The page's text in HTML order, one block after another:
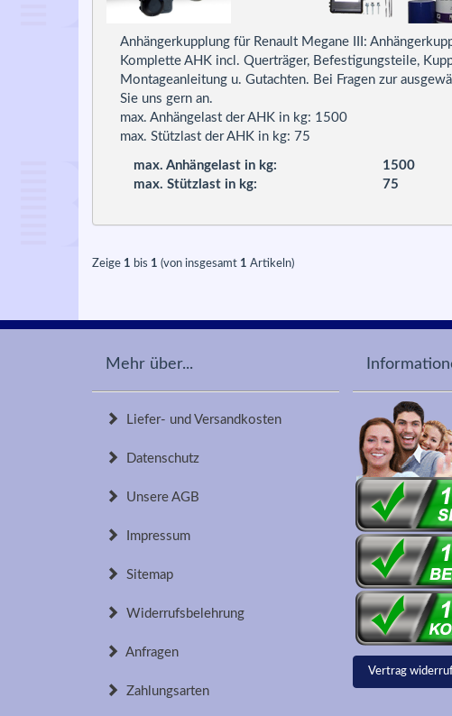
Anhängerkupplung für Renault Megane III:
Komplette AHK incl. Querträger, Befestigungsteile,
Montageanleitung u. Gutachten. Bei Fragen zur
Sie uns gern an.
max. Anhängelast der AHK in kg: 1500
max. Stützlast der AHK in kg: 75
max. Anhängelast in kg:
1500
max. Stützlast in kg:
75
Zeige 1 bis 1 (von insgesamt 1 Artikeln)
Mehr über...
Liefer- und Versandkosten
Datenschutz
Unsere AGB
Impressum
Sitemap
Widerrufsbelehrung
Anfragen
Zahlungsarten
Vertrag